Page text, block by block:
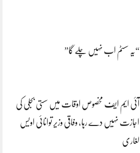
“یہ سسٹم اب نہیں چلے گا”
آئی ایم ایف مخصوص اوقات میں سستی بجلی کی
اجازت نہیں دے رہا، وفاقی وزیر توانائی اویس
لغاری